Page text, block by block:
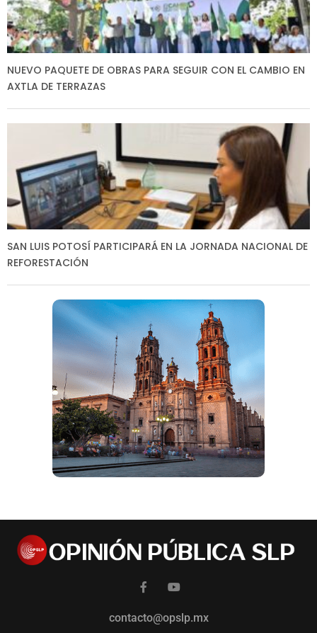
NUEVO PAQUETE DE OBRAS PARA SEGUIR CON EL CAMBIO EN
AXTLA DE TERRAZAS
SAN LUIS POTOSÍ PARTICIPARÁ EN LA JORNADA NACIONAL DE
REFORESTACIÓN
contacto@opslp.mx